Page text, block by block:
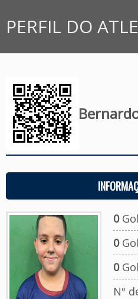
PERFIL DO
0
0
0
Nº